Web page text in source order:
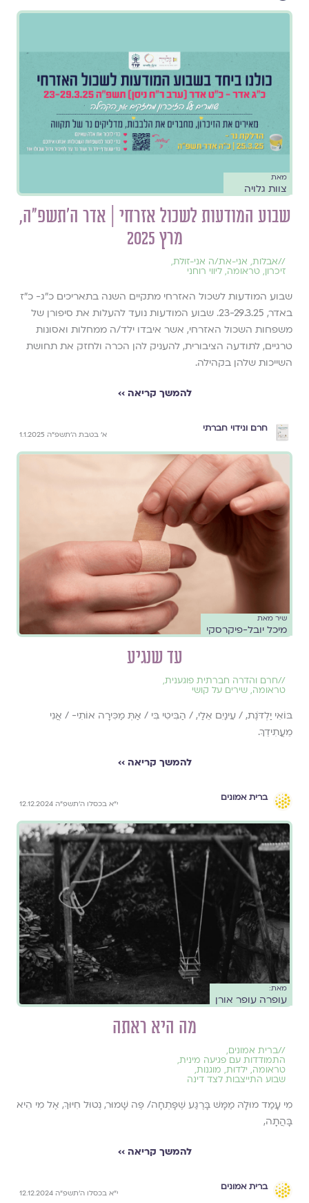
מאת
צוות גלויה
שבוע המודעות לשכול אזרחי | אדר ה׳תשפ״ה,
מרץ 2025
//אבלות, אני-את/ה אני-זולת,
זיכרון, טראומה, ליווי רוחני
שבוע המודעות לשכול האזרחי מתקיים השנה בתאריכים כ"ג- כ"ז
באדר, 23-29.3.25. שבוע המודעות נועד להעלות את סיפורן של
משפחות השכול האזרחי, אשר איבדו ילד/ה ממחלות ואסונות
טרגיים, לתודעה הציבורית, להעניק להן הכרה ולחזק את תחושת
השייכות שלהן בקהילה.
להמשך קריאה ››
חרם ונידוי חברתי
א׳ בטבת ה׳תשפ״ה 1.1.2025
שיר מאת
מיכל יובל-פיקרסקי
עד שנגיע
//חרם והדרה חברתית פוגענית,
טראומה, שירים על קושי
בּוֹאִי יַלְדֹּנֶת, / עֵינַיִם אֵלַי, / הַבִּיטִי בִּי / אַתְּ מַכִּירָה אוֹתִי- / אֲנִי
מֵעֲתִידֵךְ.
להמשך קריאה ››
ברית אמונים
י״א בכסלו ה׳תשפ״ה 12.12.2024
מאת:
עופרה עופר אורן
מה היא ראתה
//ברית אמונים,
התמודדות עם פגיעה מינית,
טראומה, ילדוּת, מוגנות,
שבוע התייצבות לצד דינה
מִי עָמַד מוּלָהּ מַמָּשׁ בָּרֶגַע שֶׁפָּתְחָה/ פֶּה שָׁמוּר, נְטוּל חִיּוּךְ, אֶל מִי הִיא
בָּהֲתָה,
להמשך קריאה ››
ברית אמונים
י״א בכסלו ה׳תשפ״ה 12.12.2024